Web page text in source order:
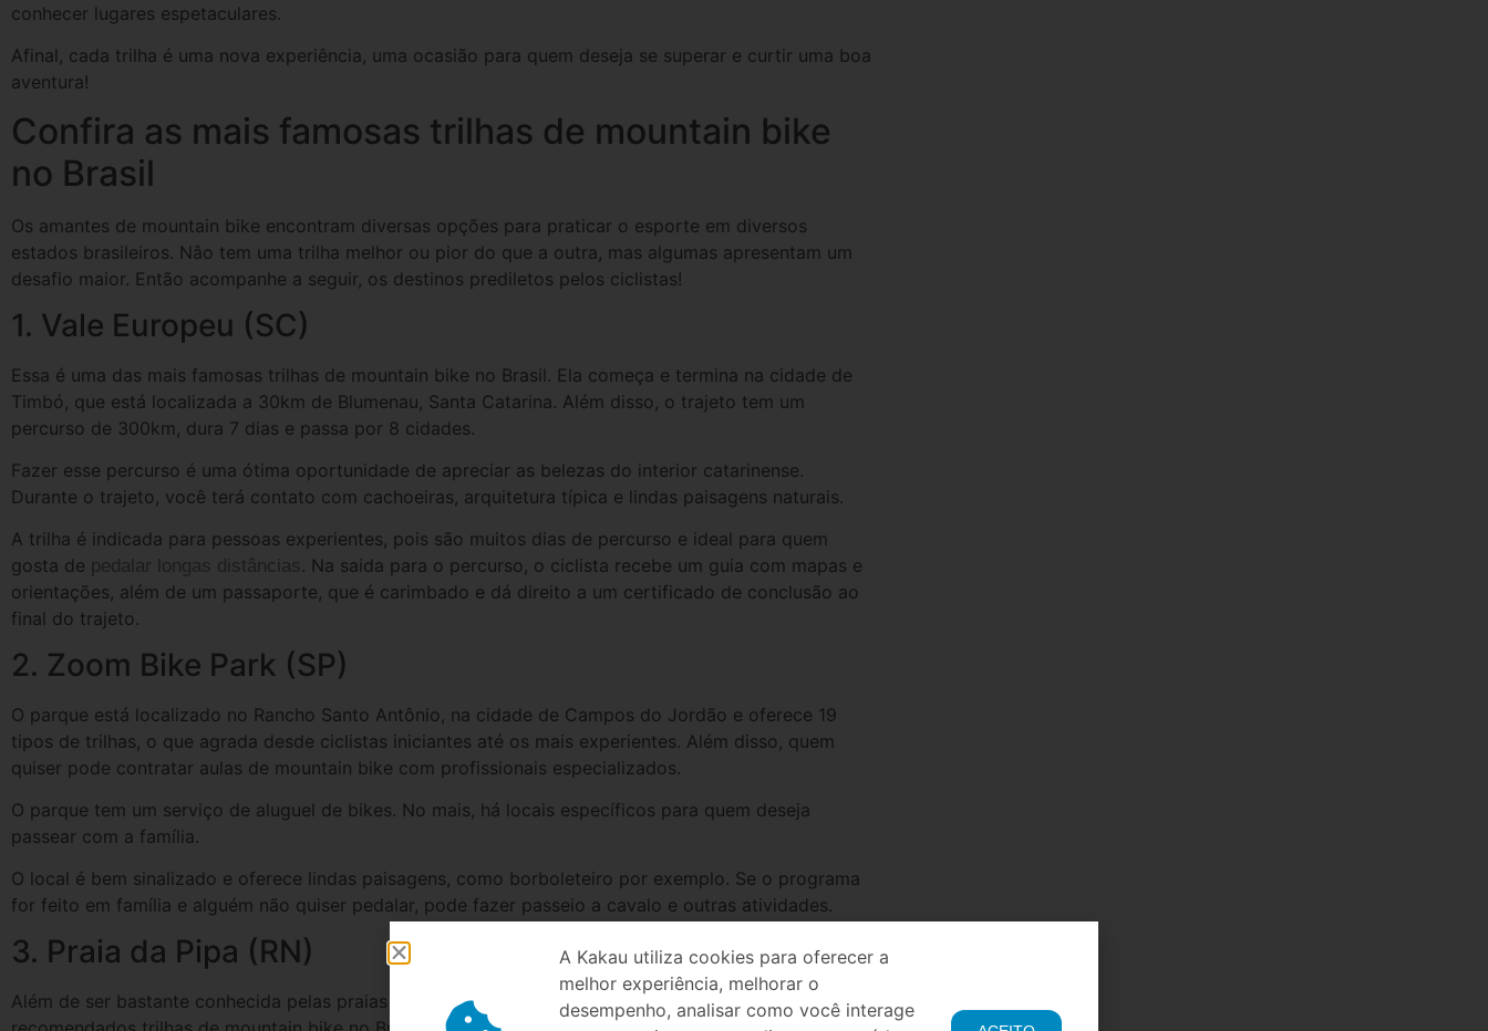
conhecer lugares espetaculares.
Afinal, cada trilha é uma nova experiência, uma ocasião para quem deseja se superar e curtir uma boa
aventura!
Confira as mais famosas trilhas de mountain bike
no Brasil
Os amantes de mountain bike encontram diversas opções para praticar o esporte em diversos
estados brasileiros. Nâo tem uma trilha melhor ou pior do que a outra, mas algumas apresentam um
desafio maior. Então acompanhe a seguir, os destinos prediletos pelos ciclistas!
1. Vale Europeu (SC)
Essa é uma das mais famosas trilhas de mountain bike no Brasil. Ela começa e termina na cidade de
Timbó, que está localizada a 30km de Blumenau, Santa Catarina. Além disso, o trajeto tem um
percurso de 300km, dura 7 dias e passa por 8 cidades.
Fazer esse percurso é uma ótima oportunidade de apreciar as belezas do interior catarinense.
Durante o trajeto, você terá contato com cachoeiras, arquitetura típica e lindas paisagens naturais.
A trilha é indicada para pessoas experientes, pois são muitos dias de percurso e ideal para quem
gosta de pedalar longas distâncias . Na saida para o percurso, o ciclista recebe um guia com mapas e
orientações, além de um passaporte, que é carimbado e dá direito a um certificado de conclusão ao
final do trajeto.
2. Zoom Bike Park (SP)
O parque está localizado no Rancho Santo Antônio, na cidade de Campos do Jordão e oferece 19
tipos de trilhas, o que agrada desde ciclistas iniciantes até os mais experientes. Além disso, quem
quiser pode contratar aulas de mountain bike com profissionais especializados.
O parque tem um serviço de aluguel de bikes. No mais, há locais específicos para quem deseja
passear com a família.
O local é bem sinalizado e oferece lindas paisagens, como borboleteiro por exemplo. Se o programa
for feito em família e alguém não quiser pedalar, pode fazer passeio a cavalo e outras atividades.
3. Praia da Pipa (RN)
Além de ser bastante conhecida pelas praias exuberantes, a cidade de pipa tem uma das mais
A Kakau utiliza cookies para oferecer a
melhor experiência, melhorar o
desempenho, analisar como você interage